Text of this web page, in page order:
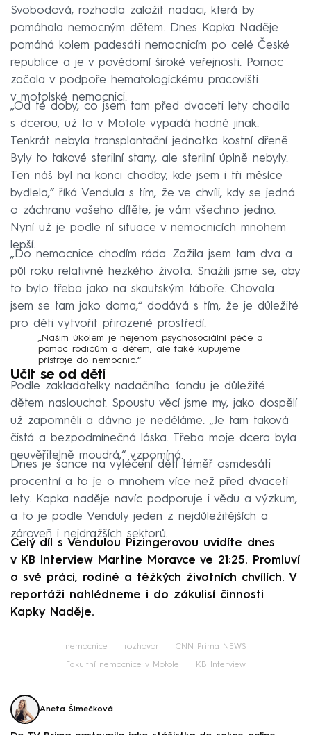
Svobodová, rozhodla založit nadaci, která by
pomáhala nemocným dětem. Dnes Kapka Naděje
pomáhá kolem padesáti nemocnicím po celé České
republice a je v povědomí široké veřejnosti. Pomoc
začala v podpoře hematologickému pracovišti
v motolské nemocnici.
„Od té doby, co jsem tam před dvaceti lety chodila
s dcerou, už to v Motole vypadá hodně jinak.
Tenkrát nebyla transplantační jednotka kostní dřeně.
Byly to takové sterilní stany, ale sterilní úplně nebyly.
Ten náš byl na konci chodby, kde jsem i tři měsíce
bydlela,“ říká Vendula s tím, že ve chvíli, kdy se jedná
o záchranu vašeho dítěte, je vám všechno jedno.
Nyní už je podle ní situace v nemocnicích mnohem
lepší.
„Do nemocnice chodím ráda. Zažila jsem tam dva a
půl roku relativně hezkého života. Snažili jsme se, aby
to bylo třeba jako na skautským táboře. Chovala
jsem se tam jako doma,“ dodává s tím, že je důležité
pro děti vytvořit přirozené prostředí.
„Našim úkolem je nejenom psychosociální péče a
pomoc rodičům a dětem, ale také kupujeme
přístroje do nemocnic.“
Učit se od dětí
Podle zakladatelky nadačního fondu je důležité
dětem naslouchat. Spoustu věcí jsme my, jako dospělí
už zapomněli a dávno je neděláme. „Je tam taková
čistá a bezpodmínečná láska. Třeba moje dcera byla
neuvěřitelně moudrá,“ vzpomíná.
Dnes je šance na vyléčení dětí téměř osmdesáti
procentní a to je o mnohem více než před dvaceti
lety. Kapka naděje navíc podporuje i vědu a výzkum,
a to je podle Venduly jeden z nejdůležitějších a
zároveň i nejdražších sektorů.
Celý díl s Vendulou Pizingerovou uvidíte dnes
v KB Interview Martine Moravce ve 21:25. Promluví
o své práci, rodině a těžkých životních chvílích. V
reportáži nahlédneme i do zákulisí činnosti
Kapky Naděje.
nemocnice rozhovor CNN Prima NEWS
Fakultní nemocnice v Motole KB Interview
Aneta Šimečková